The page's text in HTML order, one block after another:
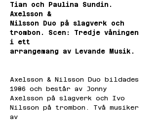
Tian och Paulina Sundin.
Axelsson &
Nilsson Duo på slagverk och
trombon. Scen: Tredje våningen
i ett
arrangemang av Levande Musik.
Axelsson & Nilsson Duo bildades
1986 och består av Jonny
Axelsson på slagverk och Ivo
Nilsson på trombon. Två musiker
av